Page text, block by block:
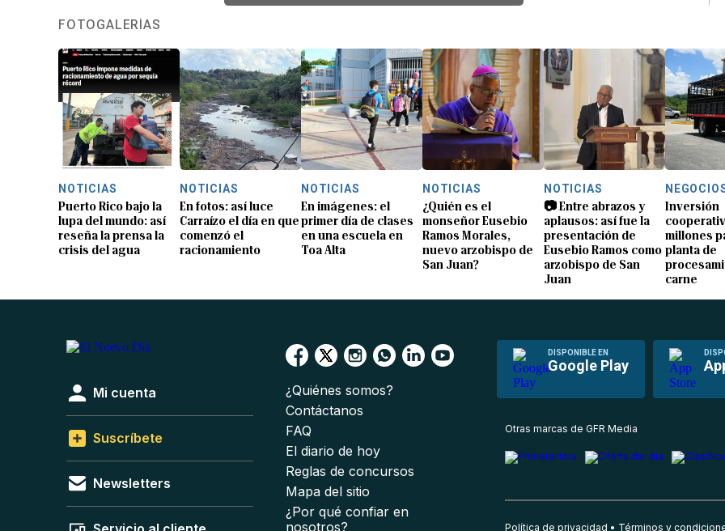
FOTOGALERÍAS
NOTICIAS
Puerto Rico bajo la
lupa del mundo: así
reseña la prensa la
crisis del agua
NOTICIAS
En fotos: así luce
Carraízo el día en que
comenzó el
racionamiento
NOTICIAS
En imágenes: el
primer día de clases
en una escuela en
Toa Alta
NOTICIAS
¿Quién es el
monseñor Eusebio
Ramos Morales,
nuevo arzobispo de
San Juan?
NOTICIAS
📷 Entre abrazos y
aplausos: así fue la
presentación de
Eusebio Ramos como
arzobispo de San
Juan
Inversión
millones
planta de
carne
DISPONIBLE EN
Google Play
Mi cuenta
Suscríbete
Newsletters
¿Quiénes somos?
Contáctanos
FAQ
El diario de hoy
Reglas de concursos
Mapa del sitio
¿Por qué confiar en
nosotros?
Otras marcas de GFR Media
Política de privacidad Términos y